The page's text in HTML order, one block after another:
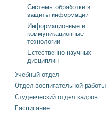
Системы обработки и
защиты информации
Информационные и
коммуникационные
технологии
Естественно-научных
дисциплин
Учебный отдел
Отдел воспитательной работы
Студенческий отдел кадров
Расписание